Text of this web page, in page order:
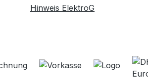
Hinweis ElektroG